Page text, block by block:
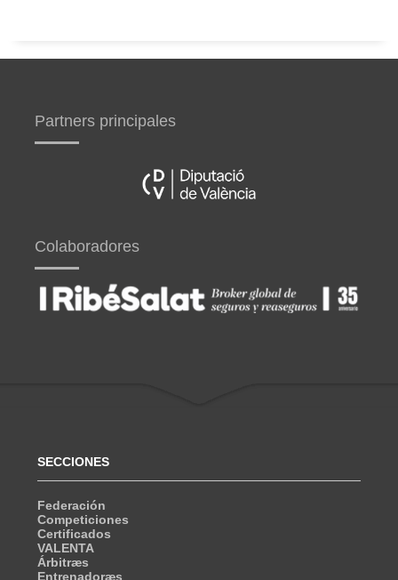
Partners principales
Colaboradores
SECCIONES
Federación
Competiciones
Certificados
VALENTA
Árbitræs
Entrenadoræs